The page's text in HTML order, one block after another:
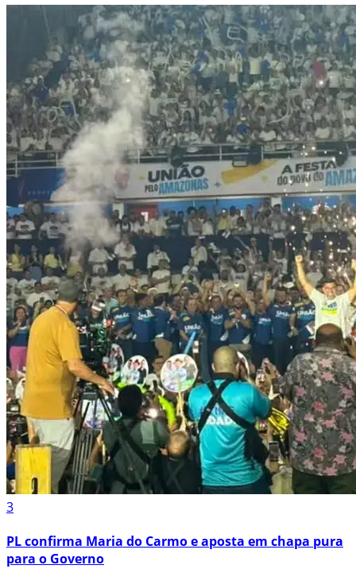
3
PL confirma Maria do Carmo e aposta em chapa pura
para o Governo